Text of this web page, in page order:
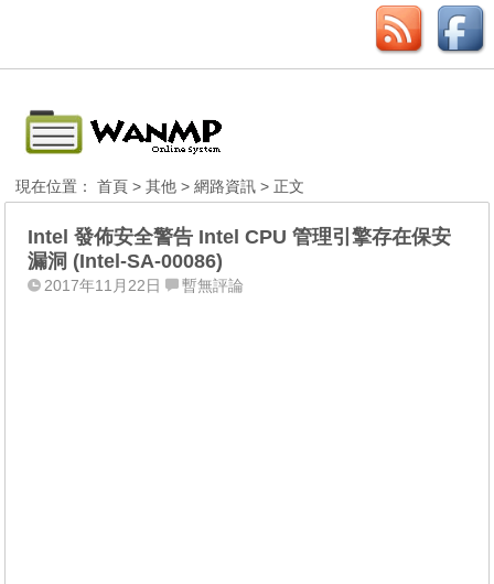
現在位置：首頁 >其他 >網路資訊 > 正文
Intel 發佈安全警告 Intel CPU 管理引擎存在保安
漏洞 (Intel-SA-00086)
2017年11月22日 暫無評論